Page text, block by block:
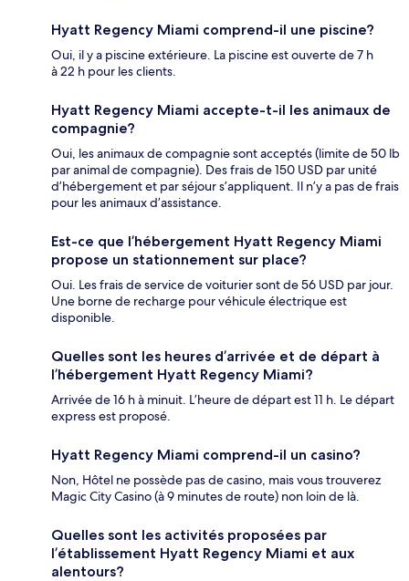
Hyatt Regency Miami comprend-il une piscine?
Oui, il y a piscine extérieure. La piscine est ouverte de 7 h
à 22 h pour les clients.
Hyatt Regency Miami accepte-t-il les animaux de
compagnie?
Oui, les animaux de compagnie sont acceptés (limite de 50 lb
par animal de compagnie). Des frais de 150 USD par unité
d’hébergement et par séjour s’appliquent. Il n’y a pas de frais
pour les animaux d’assistance.
Est-ce que l’hébergement Hyatt Regency Miami
propose un stationnement sur place?
Oui. Les frais de service de voiturier sont de 56 USD par jour.
Une borne de recharge pour véhicule électrique est
disponible.
Quelles sont les heures d’arrivée et de départ à
l’hébergement Hyatt Regency Miami?
Arrivée de 16 h à minuit. L’heure de départ est 11 h. Le départ
express est proposé.
Hyatt Regency Miami comprend-il un casino?
Non, Hôtel ne possède pas de casino, mais vous trouverez
Magic City Casino (à 9 minutes de route) non loin de là.
Quelles sont les activités proposées par
l’établissement Hyatt Regency Miami et aux
alentours?